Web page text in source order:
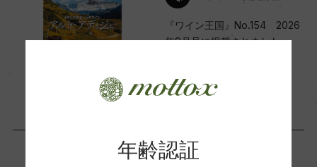
『ワイン王国』No.154 2026
年9月号に掲載されました
年齢認証